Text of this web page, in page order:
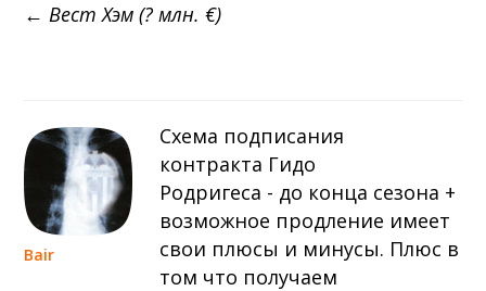
примерно 13 сентября
Севилья — Валенсия
примерно 20 сентября
Валенсия — Реал Сосьедад
примерно 11 октября
Расинг — Валенсия
примерно 18 октября
Валенсия — Атлетик
← Вест Хэм (? млн. €)
Bair
Схема подписания
контракта Гидо
Родригеса - до конца сезона +
возможное продление имеет
свои плюсы и минусы. Плюс в
том что получаем